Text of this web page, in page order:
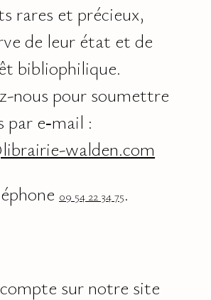
rares et précieux,
de leur état et de
bibliophilique.
nous pour soumettre
par e‑mail :
walden.com
09 54 22 34 75.
sur notre site